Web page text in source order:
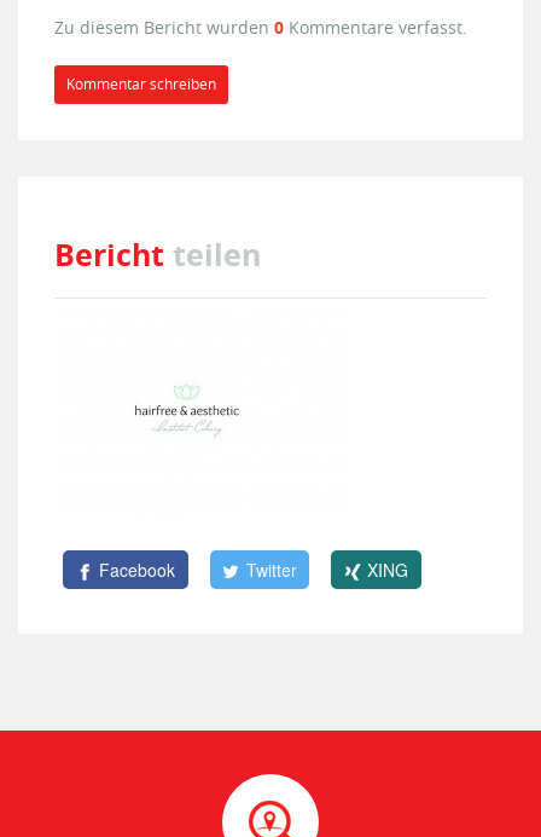
Zu diesem Bericht wurden 0 Kommentare verfasst.
Kommentar schreiben
Bericht teilen
Facebook Twitter XING